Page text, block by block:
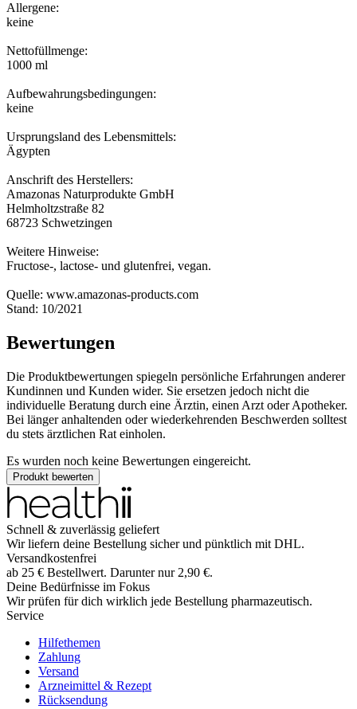
Allergene:
keine
Nettofüllmenge:
1000 ml
Aufbewahrungsbedingungen:
keine
Ursprungsland des Lebensmittels:
Ägypten
Anschrift des Herstellers:
Amazonas Naturprodukte GmbH
Helmholtzstraße 82
68723 Schwetzingen
Weitere Hinweise:
Fructose-, lactose- und glutenfrei, vegan.
Quelle: www.amazonas-products.com
Stand: 10/2021
Bewertungen
Die Produktbewertungen spiegeln persönliche Erfahrungen anderer
Kundinnen und Kunden wider. Sie ersetzen jedoch nicht die
individuelle Beratung durch eine Ärztin, einen Arzt oder Apotheker.
Bei länger anhaltenden oder wiederkehrenden Beschwerden solltest
du stets ärztlichen Rat einholen.
Es wurden noch keine Bewertungen eingereicht.
Produkt bewerten
Schnell & zuverlässig geliefert
Wir liefern deine Bestellung sicher und pünktlich mit DHL.
Versandkostenfrei
ab 25 € Bestellwert. Darunter nur 2,90 €.
Deine Bedürfnisse im Fokus
Wir prüfen für dich wirklich jede Bestellung pharmazeutisch.
Service
Hilfethemen
Zahlung
Versand
Arzneimittel & Rezept
Rücksendung